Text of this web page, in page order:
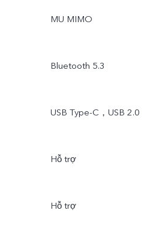
MU MIMO
Bluetooth 5.3
USB Type-C，USB 2.0
Hỗ trợ
Hỗ trợ